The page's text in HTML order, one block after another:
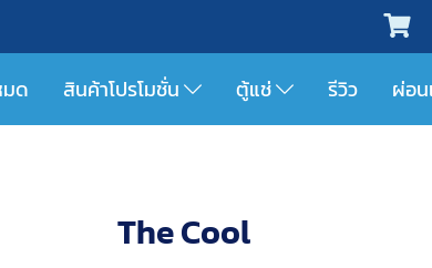
ด สินค้าโปรโมชั่น ตู้แช่ รีวิว ผ่อน
The Cool